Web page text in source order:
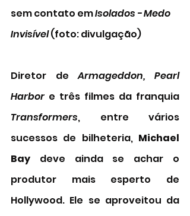
sem contato em Isolados - Medo
Invisível (foto: divulgação)
Diretor de Armageddon, Pearl
Harbor
Transformers, entre vários
sucessos de bilheteria, Michael
Bay deve ainda se achar o
produtor mais esperto de
Hollywood. Ele se aproveitou da